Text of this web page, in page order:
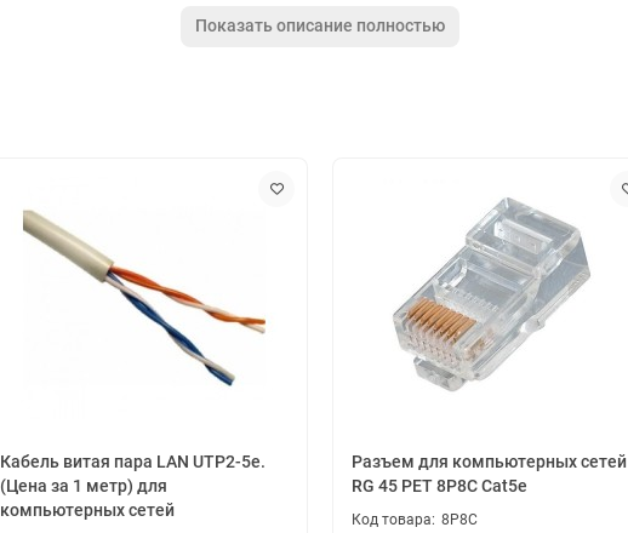
Показать описание полностью
Кабель витая пара LAN UTP2-5e.
(Цена за 1 метр) для
компьютерных сетей
Разъем для компьютерных сетей
RG 45 PET 8P8C Cat5e
8P8C